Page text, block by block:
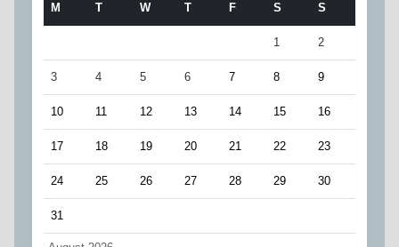
M T W T F S S
1 2
3 4 5 6 7 8 9
10 11 12 13 14 15 16
17 18 19 20 21 22 23
24 25 26 27 28 29 30
31